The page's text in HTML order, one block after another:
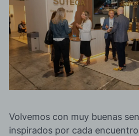
Volvemos con muy buenas
inspirados por cada